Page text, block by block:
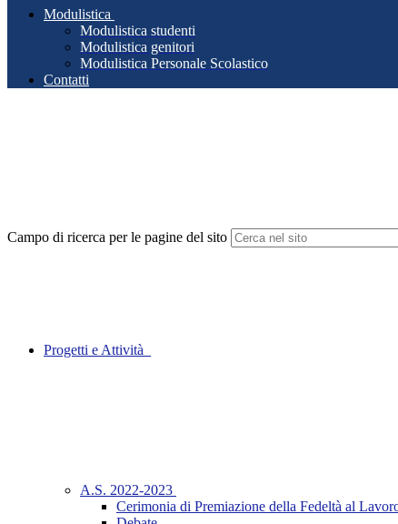
Modulistica
Modulistica studenti
Modulistica genitori
Modulistica Personale Scolastico
Contatti
Campo di ricerca per le pagine del sito
Progetti e Attività_
A.S. 2022-2023
Cerimonia di Premiazione della Fedeltà al